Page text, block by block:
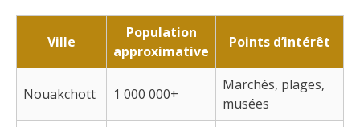
Ville
Population
approximative
Points d’intérêt
Nouakchott 1 000 000+
Marchés, plages,
musées